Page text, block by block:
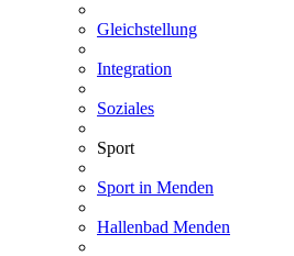
Gleichstellung
Integration
Soziales
Sport
Sport in Menden
Hallenbad Menden